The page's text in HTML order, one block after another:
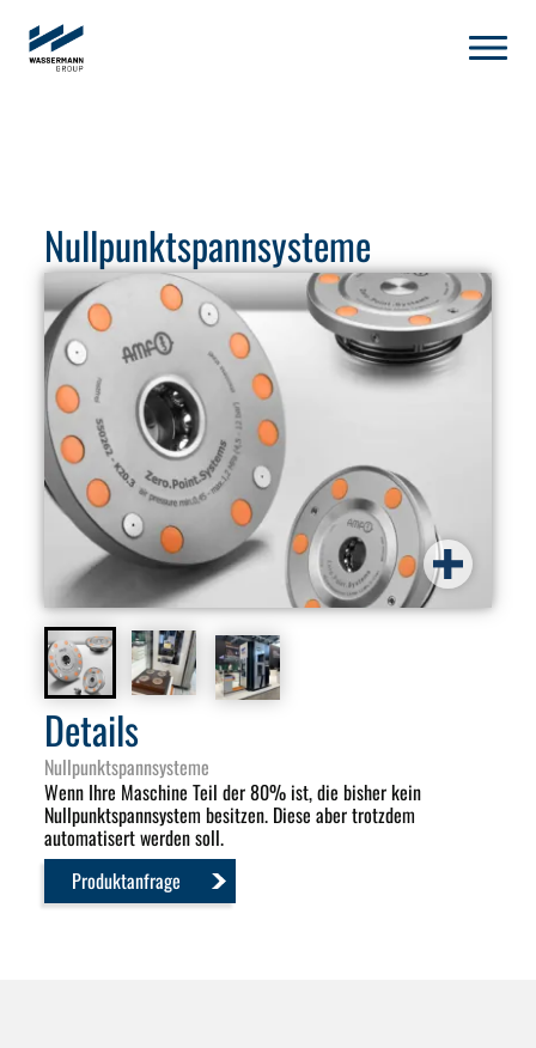
Nullpunktspannsysteme
Nullpunktspannsysteme
Details
Wenn Ihre Maschine Teil der 80% ist, die bisher kein
Nullpunktspannsystem besitzen. Diese aber trotzdem
automatisert werden soll.
Produktanfrage